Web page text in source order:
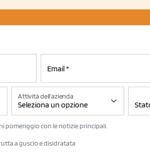
Attività dell'azienda
pomeriggio con le notizie principali.
a guscio e disidratata